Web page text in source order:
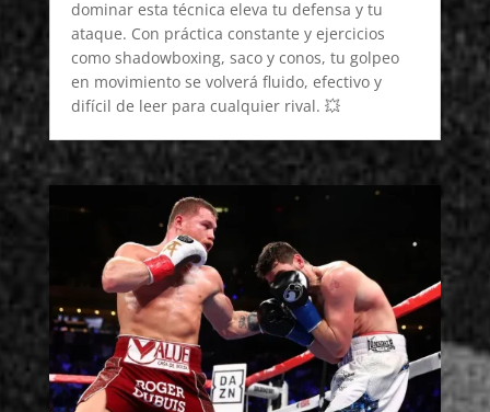
dominar esta técnica eleva tu defensa y tu
ataque. Con práctica constante y ejercicios
como shadowboxing, saco y conos, tu golpeo
en movimiento se volverá fluido, efectivo y
difícil de leer para cualquier rival. 💥